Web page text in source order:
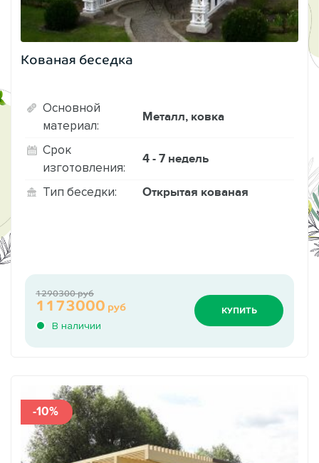
Кованая беседка
Основной
материал:
Металл, ковка
Срок
изготовления:
4 - 7 недель
Тип беседки: Открытая кованая
В наличии
1173000 руб
1290300 руб
КУПИТЬ
-10%